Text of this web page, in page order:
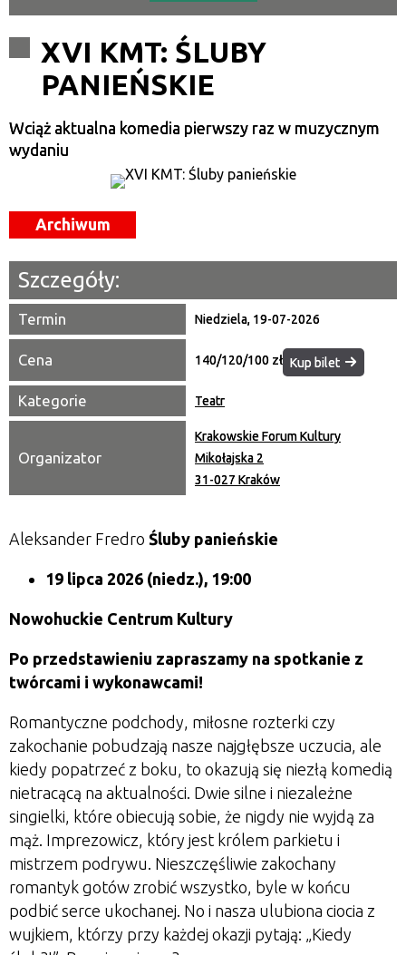
Kategoria
Trwające w zakresie
Miejsce
XVI KMT: ŚLUBY
PANIEŃSKIE
Wciąż aktualna komedia pierwszy raz w muzycznym
wydaniu
Archiwum
Szczegóły:
Termin Niedziela, 19-07-2026
Cena 140/120/100 zł Kup bilet
Kategorie Teatr
Organizator
Krakowskie Forum Kultury
Mikołajska 2
31-027 Kraków
Aleksander Fredro Śluby panieńskie
19 lipca 2026 (niedz.), 19:00
Nowohuckie Centrum Kultury
Po przedstawieniu zapraszamy na spotkanie z
twórcami i wykonawcami!
Romantyczne podchody, miłosne rozterki czy
zakochanie pobudzają nasze najgłębsze uczucia, ale
kiedy popatrzeć z boku, to okazują się niezłą komedią
nietracącą na aktualności. Dwie silne i niezależne
singielki, które obiecują sobie, że nigdy nie wyjdą za
mąż. Imprezowicz, który jest królem parkietu i
mistrzem podrywu. Nieszczęśliwie zakochany
romantyk gotów zrobić wszystko, byle w końcu
podbić serce ukochanej. No i nasza ulubiona ciocia z
wujkiem, którzy przy każdej okazji pytają: „Kiedy